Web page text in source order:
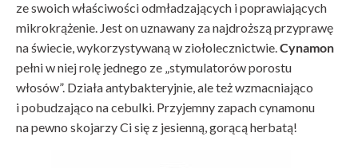
ze swoich właściwości odmładzających i poprawiających
mikrokrążenie. Jest on uznawany za najdroższą przyprawę
na świecie, wykorzystywaną w ziołolecznictwie.Cynamon
pełni w niej rolę jednego ze „stymulatorów porostu
włosów”. Działa antybakteryjnie, ale też wzmacniająco
i pobudzająco na cebulki. Przyjemny zapach cynamonu
na pewno skojarzy Ci się z jesienną, gorącą herbatą!